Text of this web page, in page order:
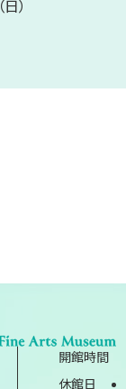
（日）
開館時間
休館日